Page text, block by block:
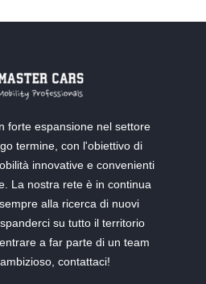
forte espansione nel settore
termine, con l'obiettivo di
innovative e convenienti
La nostra rete è in continua
alla ricerca di nuovi
su tutto il territorio
a far parte di un team
contattaci!